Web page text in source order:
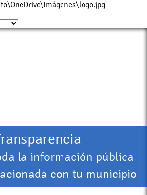
la información pública
con tu municipio